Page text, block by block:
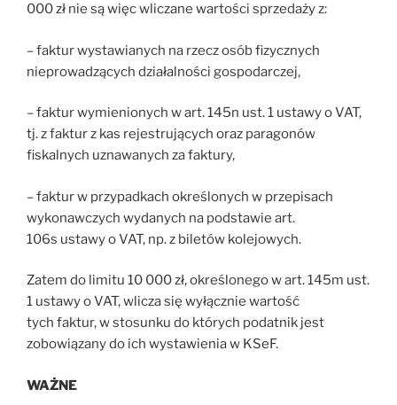
000 zł nie są więc wliczane wartości sprzedaży z:
– faktur wystawianych na rzecz osób fizycznych
nieprowadzących działalności gospodarczej,
– faktur wymienionych w art. 145n ust. 1 ustawy o VAT,
tj. z faktur z kas rejestrujących oraz paragonów
fiskalnych uznawanych za faktury,
– faktur w przypadkach określonych w przepisach
wykonawczych wydanych na podstawie art.
106s ustawy o VAT, np. z biletów kolejowych.
Zatem do limitu 10 000 zł, określonego w art. 145m ust.
1 ustawy o VAT, wlicza się wyłącznie wartość
tych faktur, w stosunku do których podatnik jest
zobowiązany do ich wystawienia w KSeF.
WAŻNE